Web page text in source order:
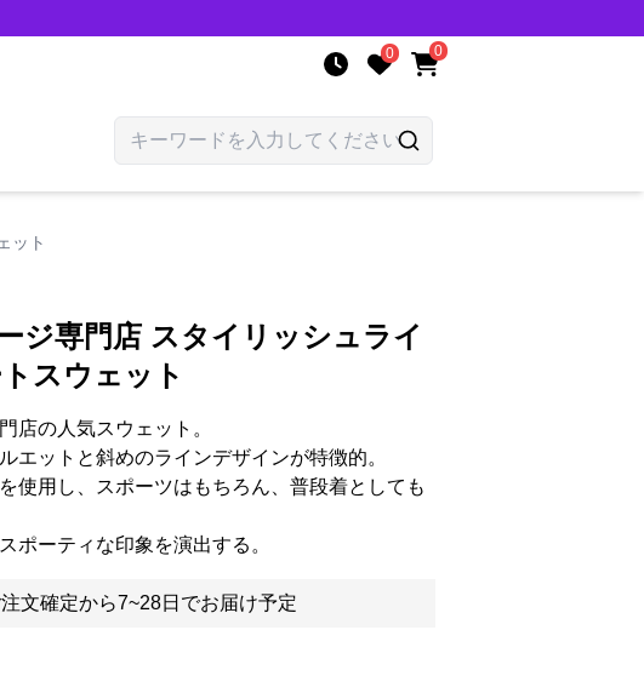
0 0
ット
ジ専門店 スタイリッシュライ
スウェット
店の人気スウェット。
エットと斜めのラインデザインが特徴的。
使用し、スポーツはもちろん、普段着としても
ポーティな印象を演出する。
注文確定から7~28日でお届け予定